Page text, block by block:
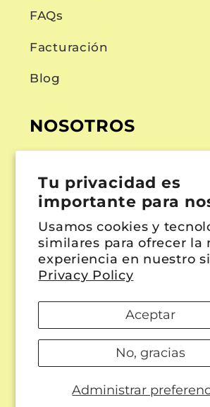
Tu privacidad es
importante para
Usamos cookies y
similares para ofrecer la
experiencia en nuestro
Privacy Policy
Administrar
Aceptar
No, gracias
FAQs
Facturación
Blog
NOSOTROS
Whatsapp
+52 1 55 7482 7374
Escríbenos